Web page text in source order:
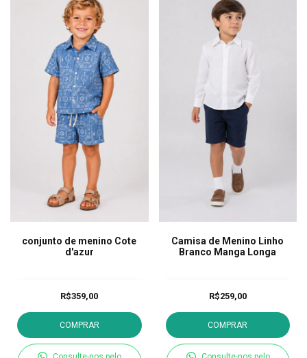
conjunto de menino Cote
d'azur
R$359,00
COMPRAR
Camisa de Menino Linho
Branco Manga Longa
R$259,00
COMPRAR